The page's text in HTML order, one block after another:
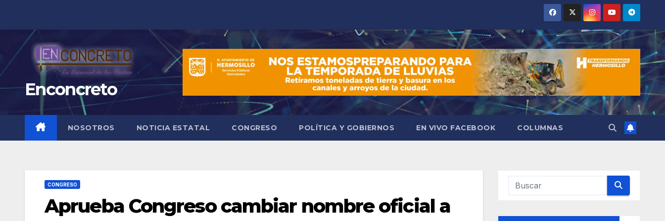
contenido
Enconcreto
NOSOTROS NOTICIA ESTATAL CONGRESO POLÍTICA Y GOBIERNOS EN VIVO FACEBOOK COLUMNAS
CONGRESO
Aprueba Congreso cambiar nombre oficial a